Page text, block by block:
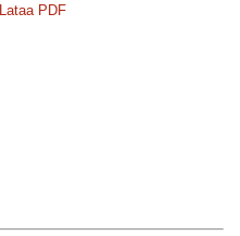
Lataa PDF